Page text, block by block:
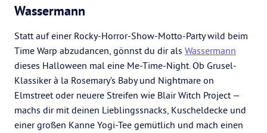
Wassermann
Statt auf einer Rocky-Horror-Show-Motto-Party wild beim
Time Warp abzudancen, gönnst du dir als Wassermann
dieses Halloween mal eine Me-Time-Night. Ob Grusel-
Klassiker à la Rosemary’s Baby und Nightmare on
Elmstreet oder neuere Streifen wie Blair Witch Project —
machs dir mit deinen Lieblingssnacks, Kuscheldecke und
einer großen Kanne Yogi-Tee gemütlich und mach einen